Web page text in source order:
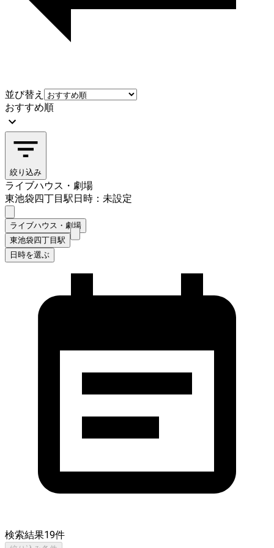
並び替え
おすすめ順
絞り込み
ライブハウス・劇場
東池袋四丁目駅日時：未設定
ライブハウス・劇場
東池袋四丁目駅
日時を選ぶ
検索結果19件